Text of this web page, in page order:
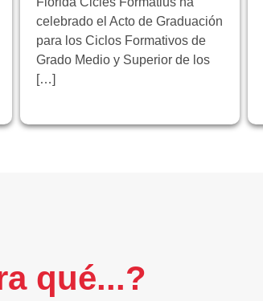
celebrado el Acto de Graduación
para los Ciclos Formativos de
Grado Medio y Superior de los
[…]
qué...?